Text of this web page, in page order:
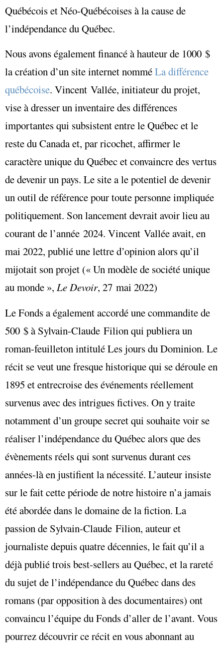
Québécois et Néo-Québécoises à la cause de
l’indépendance du Québec.
Nous avons également financé à hauteur de 1000 $
la création d’un site internet nomméLa différence
québécoise. Vincent Vallée, initiateur du projet,
vise à dresser un inventaire des différences
importantes qui subsistent entre le Québec et le
reste du Canada et, par ricochet, affirmer le
caractère unique du Québec et convaincre des vertus
de devenir un pays. Le site a le potentiel de devenir
un outil de référence pour toute personne impliquée
politiquement. Son lancement devrait avoir lieu au
courant de l’année 2024. Vincent Vallée avait, en
mai 2022, publiéune lettre d’opinionalors qu’il
mijotait son projet (« Un modèle de société unique
au monde », Le Devoir, 27 mai 2022)
Le Fonds a également accordé une commandite de
500 $ à Sylvain-Claude Filion qui publiera un
roman-feuilleton intitulé Les jours du Dominion. Le
récit se veut une fresque historique qui se déroule en
1895 et entrecroise des événements réellement
survenus avec des intrigues fictives. On y traite
notamment d’un groupe secret qui souhaite voir se
réaliser l’indépendance du Québec alors que des
évènements réels qui sont survenus durant ces
années-là en justifient la nécessité. L’auteur insiste
sur le fait cette période de notre histoire n’a jamais
été abordée dans le domaine de la fiction. La
passion de Sylvain-Claude Filion, auteur et
journaliste depuis quatre décennies, le fait qu’il a
déjà publié trois best-sellers au Québec, et la rareté
du sujet de l’indépendance du Québec dans des
romans (par opposition à des documentaires) ont
convaincu l’équipe du Fonds d’aller de l’avant. Vous
pourrez découvrir ce récit en vous abonnant au